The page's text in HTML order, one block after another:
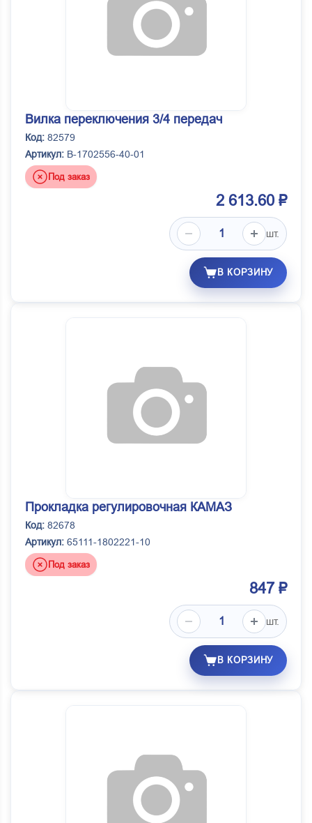
Вилка переключения 3/4 передач
Код: 82579
Артикул: B-1702556-40-01
Под заказ
2 613.60 ₽
шт.
В КОРЗИНУ
Прокладка регулировочная КАМАЗ
Код: 82678
Артикул: 65111-1802221-10
Под заказ
847 ₽
шт.
В КОРЗИНУ